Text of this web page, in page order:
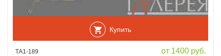
Купить
ТА1-189 от 1400 руб.